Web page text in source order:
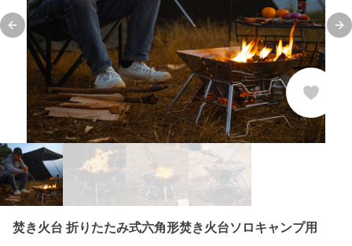
Previous slide
焚き火台 折りたたみ式六角形焚き火台ソロキャンプ用